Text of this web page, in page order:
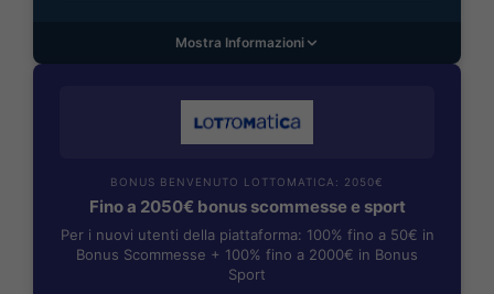
Mostra Informazioni
BONUS BENVENUTO LOTTOMATICA: 2050€
Fino a 2050€ bonus scommesse e sport
Per i nuovi utenti della piattaforma: 100% fino a 50€ in
Bonus Scommesse + 100% fino a 2000€ in Bonus
Sport